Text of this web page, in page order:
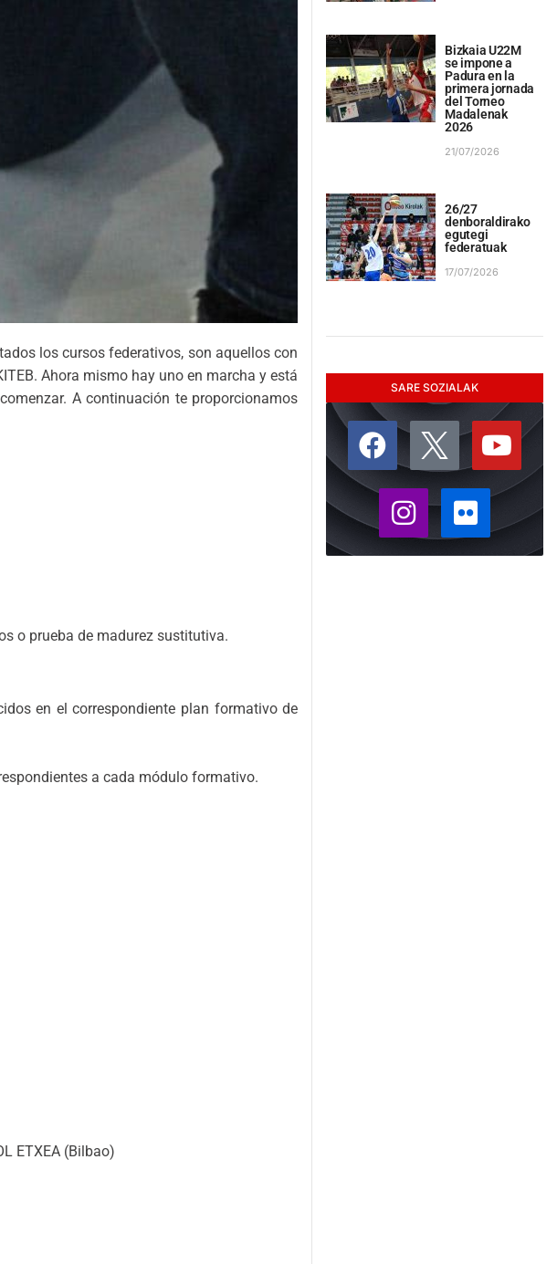
los cursos federativos, son aquellos con
Ahora mismo hay uno en marcha y está
A continuación te proporcionamos
o prueba de madurez sustitutiva.
en el correspondiente plan formativo de
a cada módulo formativo.
ETXEA (Bilbao)
Bizkaia U22M
se impone a
Padura en la
primera jornada
del Torneo
Madalenak
2026
21/07/2026
26/27
denboraldirako
egutegi
federatuak
17/07/2026
SARE SOZIALAK